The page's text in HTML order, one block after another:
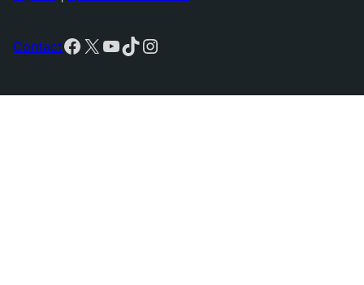
ContactFacebook
X YouTube
TikTok
Instagram